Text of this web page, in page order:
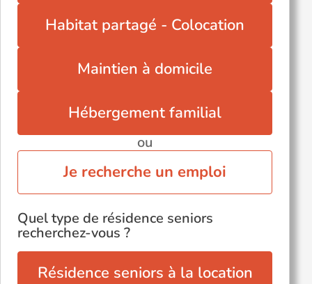
Siorac-en-Périgord (24170)
Habitat partagé - Colocation
Maintien à domicile
Hébergement familial
ou
Je recherche un emploi
Quel type de résidence seniors
recherchez-vous ?
Résidence seniors à la location